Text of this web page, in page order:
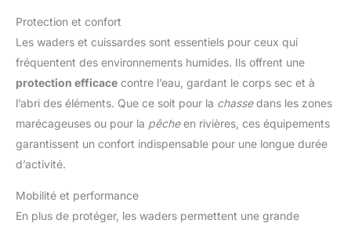
Protection et confort
Les waders et cuissardes sont essentiels pour ceux qui
fréquentent des environnements humides. Ils offrent une
protection efficace contre l’eau, gardant le corps sec et à
l’abri des éléments. Que ce soit pour la chassedans les zones
marécageuses ou pour la pêcheen rivières, ces équipements
garantissent un confort indispensable pour une longue durée
d’activité.
Mobilité et performance
En plus de protéger, les waders permettent une grande